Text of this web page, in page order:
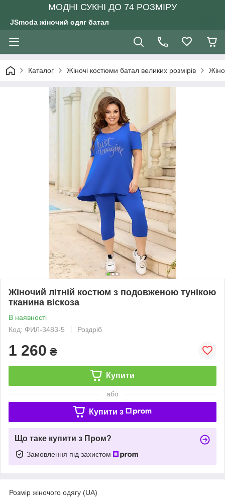
МОДНІ СУКНІ ДО 74 РОЗМІРУ
JSmoda жіночий одяг батал
Каталог Жіночі костюми батал великих розмірів
Жіночий літній костюм з подовженою тунікою
тканина віскоза
В наявності
Код: ФИЛ-3483-5
Роздріб
1 260 ₴
Купити
або
Купити з
Що таке купити з Пром?
Замовлення під захистом
Розмір жіночого одягу (UA)